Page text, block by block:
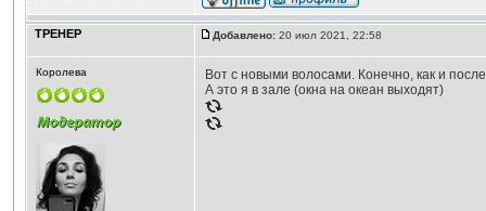
ТРЕНЕР Добавлено:20 июл 2021, 22:58
Королева
Вот с новыми волосами. Конечно, как и
А это я в зале (окна на океан выходят)